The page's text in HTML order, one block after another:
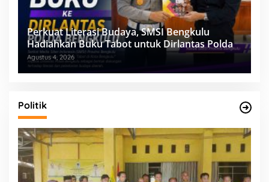
Perkuat Literasi Budaya, SMSI Bengkulu
Hadiahkan Buku Tabot untuk Dirlantas Polda
Agustus 4, 2026
Politik